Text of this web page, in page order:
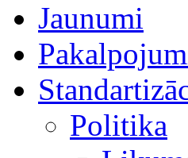
Jaunumi
Politika